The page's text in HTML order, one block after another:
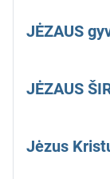
JĖZAUS
JĖZAUS
Jėzus